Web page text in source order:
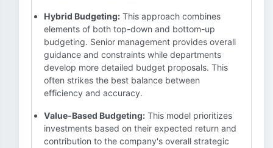
Hybrid Budgeting: This approach combines
elements of both top-down and bottom-up
budgeting. Senior management provides overall
guidance and constraints while departments
develop more detailed budget proposals. This
often strikes the best balance between
efficiency and accuracy.
Value-Based Budgeting: This model prioritizes
investments based on their expected return and
contribution to the company's overall strategic